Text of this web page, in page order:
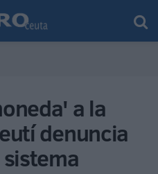
a la
denuncia